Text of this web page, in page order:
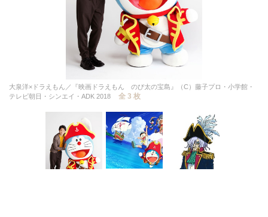
大泉洋×ドラえもん／『映画ドラえもん のび太の宝島』（C）藤子プロ・小学館・
テレビ朝日・シンエイ・ADK 2018
全 3 枚